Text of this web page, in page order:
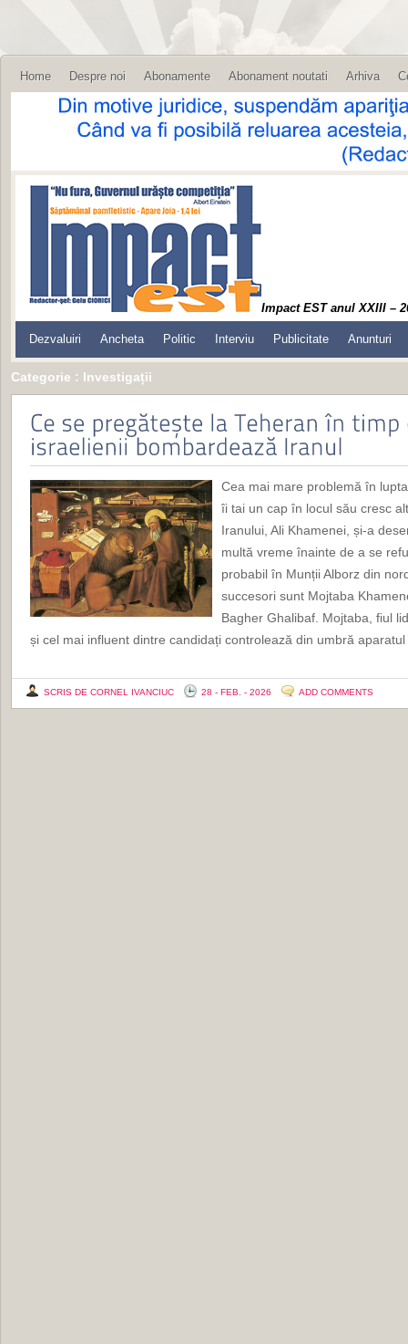
Home Despre noi Abonamente Abonament noutati Arhiva
Impact EST anul XXIII –
Dezvaluiri Ancheta Politic Interviu Publicitate Anunturi
Categorie : Investigații
Cea mai mare problemă în
îi tai un cap în locul său cresc
Iranului, Ali Khamenei, și-a
multă vreme înainte de a se
probabil în Munții Alborz din
succesori sunt Mojtaba
Bagher Ghalibaf. Mojtaba, fiul
și cel mai influent dintre candidați controlează din umbră
SCRIS DE CORNEL IVANCIUC 28 - FEB. - 2026 ADD COMMENTS